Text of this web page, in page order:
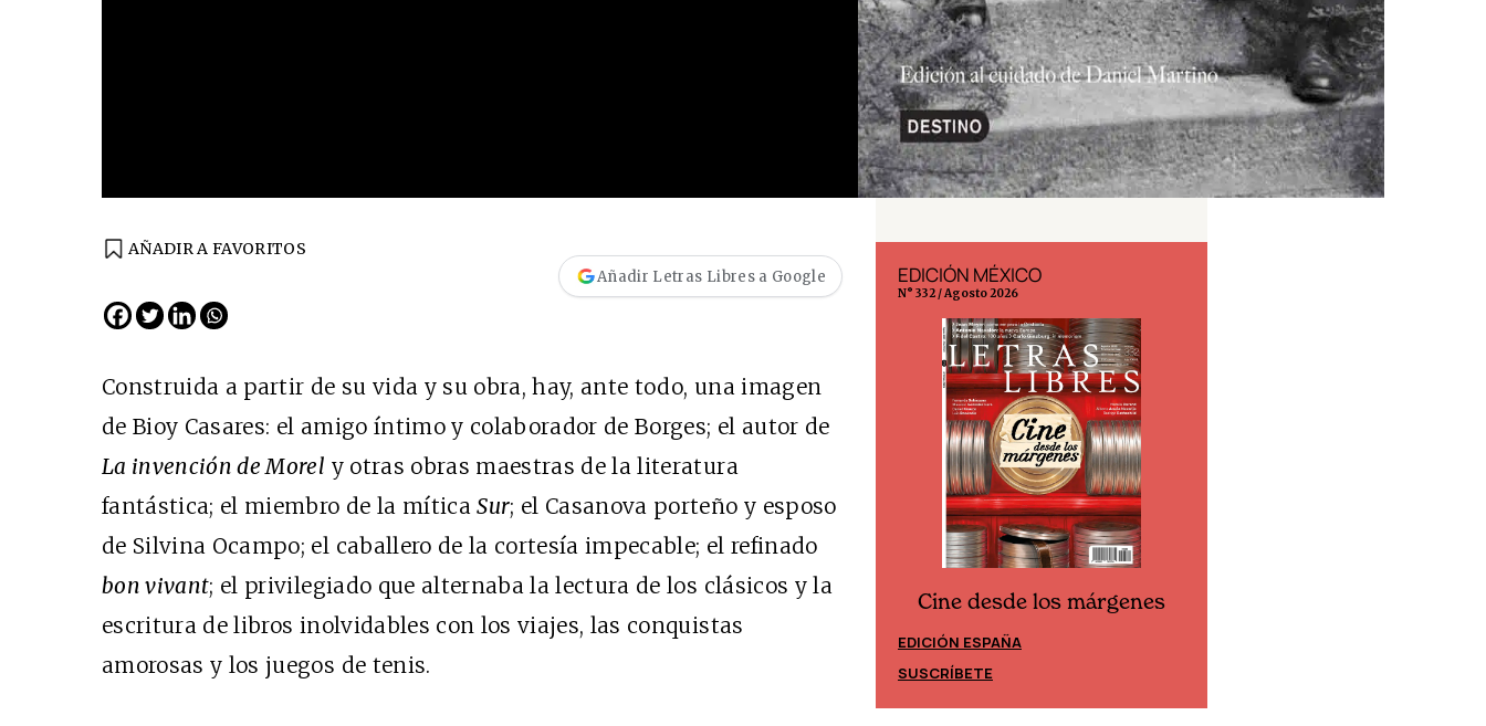
AÑADIR A FAVORITOS
Añadir Letras Libres a Google
Construida a partir de su vida y su obra, hay, ante todo, una imagen
de Bioy Casares: el amigo íntimo y colaborador de Borges; el autor de
La invención de Morel y otras obras maestras de la literatura
fantástica; el miembro de la míticaSur; el Casanova porteño y esposo
de Silvina Ocampo; el caballero de la cortesía impecable; el refinado
bon vivant; el privilegiado que alternaba la lectura de los clásicos y la
escritura de libros inolvidables con los viajes, las conquistas
amorosas y los juegos de tenis.
EDICIÓN ESPAÑA
N° 299 / Agosto 2026
Cine desde los márgenes
EDICIÓN MÉXICO
EDICIÓN MÉXICO
N° 332 / Agosto 2026
Cine desde los márgenes
EDICIÓN ESPAÑA
SUSCRÍBETE